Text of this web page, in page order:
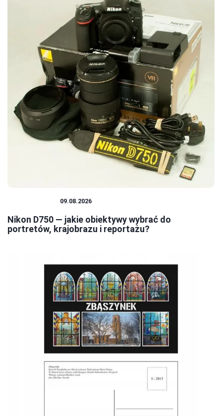
09.08.2026
Nikon D750 — jakie obiektywy wybrać do
portretów, krajobrazu i reportażu?